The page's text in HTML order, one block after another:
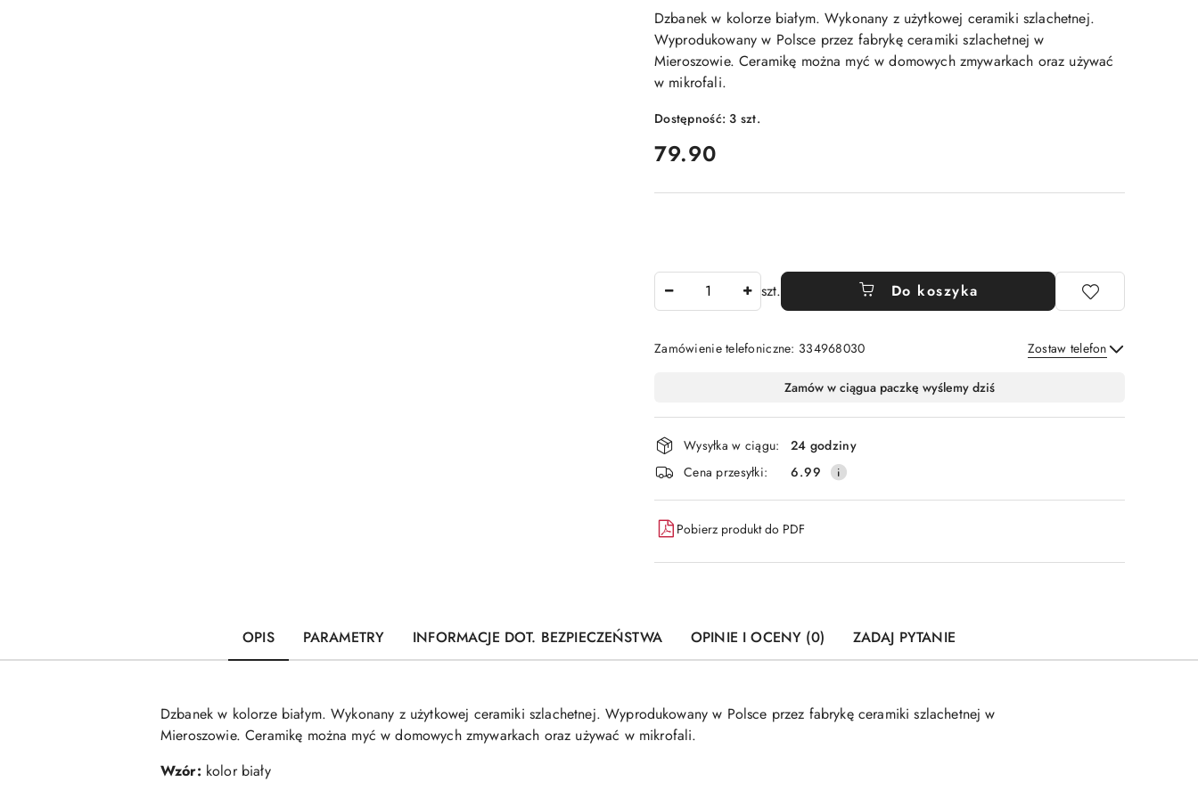
Dzbanek w kolorze białym. Wykonany z użytkowej ceramiki szlachetnej.
Wyprodukowany w Polsce przez fabrykę ceramiki szlachetnej w
Mieroszowie. Ceramikę można myć w domowych zmywarkach oraz używać
w mikrofali.
Dostępność:3 szt.
cena:
79.90
szt. Do koszyka
Zamówienie telefoniczne: 334968030 Zostaw telefon
i
dostawa
Zamów w ciągua paczkę wyślemy dziś
Wysyłka w ciągu:
24 godziny
Cena przesyłki:
6.99
Pobierz produkt do PDF
OPIS PARAMETRY INFORMACJE DOT. BEZPIECZEŃSTWA OPINIE I OCENY (0) ZADAJ PYTANIE
Dzbanek w kolorze białym. Wykonany z użytkowej ceramiki szlachetnej. Wyprodukowany w Polsce przez fabrykę ceramiki szlachetnej w
Mieroszowie. Ceramikę można myć w domowych zmywarkach oraz używać w mikrofali.
Wzór: kolor biały